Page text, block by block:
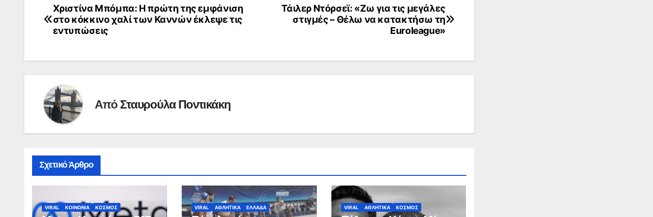
Πλοήγηση
άρθρων
Τάιλερ Ντόρσεϊ: «Ζω για τις μεγάλες
στιγμές – Θέλω να κατακτήσω τη
Euroleague»
Χριστίνα Μπόμπα: Η πρώτη της εμφάνιση
στο κόκκινο χαλί των Καννών έκλεψε τις
εντυπώσεις
Από Σταυρούλα Ποντικάκη
Σχετικό Άρθρο
VIRAL ΚΟΙΝΩΝΙΑ ΚΟΣΜΟΣ VIRAL ΑΘΛΗΤΙΚΑ ΕΛΛΑΔΑ VIRAL ΑΘΛΗΤΙΚΑ ΚΟΣΜΟΣ